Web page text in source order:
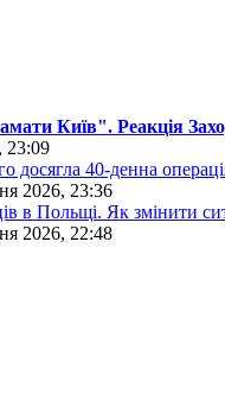
Київ". Реакція
досягла 40-денна
2026, 23:36
в Польщі. Як змінити
2026, 22:48